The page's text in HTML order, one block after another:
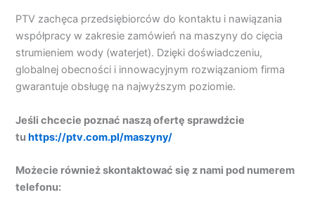
PTV zachęca przedsiębiorców do kontaktu i nawiązania
współpracy w zakresie zamówień na maszyny do cięcia
strumieniem wody (waterjet). Dzięki doświadczeniu,
globalnej obecności i innowacyjnym rozwiązaniom firma
gwarantuje obsługę na najwyższym poziomie.
Jeśli chcecie poznać naszą ofertę sprawdźcie
tuhttps://ptv.com.pl/maszyny/
Możecie również skontaktować się z nami pod numerem
telefonu: